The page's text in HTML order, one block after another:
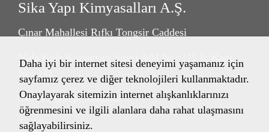
Sika Yapı Kimyasalları A.Ş.
Çınar Mahallesi Rıfkı Tongsir Caddesi
Nida Kule Küçükyalı Sitesi A04 No: 115 İç Kapı
No: 141
34841 Maltepe/İstanbul
Türkiye
Daha iyi bir internet sitesi deneyimi yaşamanız için
sayfamız çerez ve diğer teknolojileri kullanmaktadır.
Onaylayarak sitemizin internet alışkanlıklarınızı
öğrenmesini ve ilgili alanlara daha rahat ulaşmasını
sağlayabilirsiniz.